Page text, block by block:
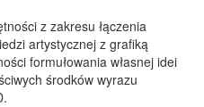
z zakresu łączenia
artystycznej z grafiką
formułowania własnej idei
środków wyrazu